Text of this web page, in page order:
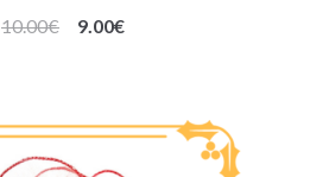
10.00€
Algne
9.00€Praegune